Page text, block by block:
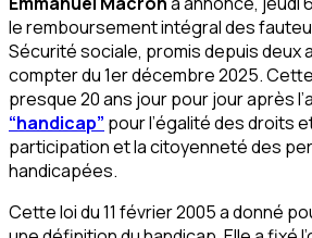
le remboursement intégral des
Sécurité sociale, promis depuis deux
compter du 1er décembre 2025.
presque 20 ans jour pour jour après
“handicap” pour l’égalité des droits
participation et la citoyenneté des
handicapées.
Cette loi du 11 février 2005 a donné